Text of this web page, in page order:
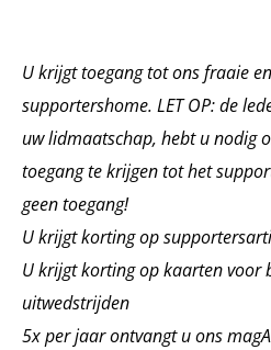
U krijgt toegang tot ons fraaie
supportershome. LET OP: de
uw lidmaatschap, hebt u nodig
toegang te krijgen tot het
geen toegang!
U krijgt korting op
U krijgt korting op kaarten voor
uitwedstrijden
5x per jaar ontvangt u ons